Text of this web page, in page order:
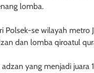
lomba.
Polsek-se wilayah
dan lomba qiroatul
yang menjadi juara